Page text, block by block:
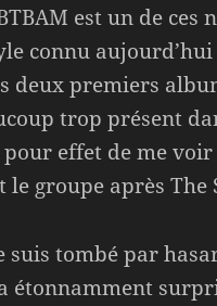
est un de
connu
deux premiers
trop présent
effet de me
groupe après The
suis tombé par
étonnamment